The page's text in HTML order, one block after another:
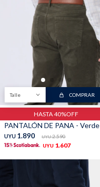
Talle COMPRAR
HASTA 40%OFF
PANTALÓN DE PANA - Verde
UYU 1.890 UYU 2.590
UYU 1.607
Shorts
Sacos